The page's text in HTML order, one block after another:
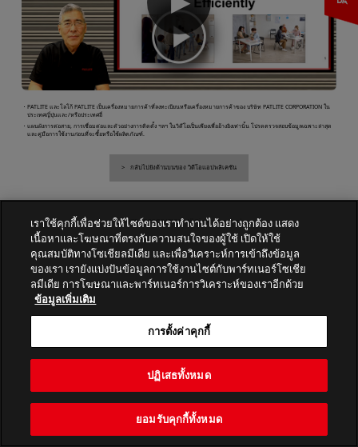
・PATLITE และโลโก้ PATLITE เป็นเครื่องหมายการค้าที่ลงทะเบียนหรือเครื่องหมายการค้าของ บริษัท PATLITE CORPORATION ใน
ประเทศญี่ปุ่นและ/หรือประเทศอื่
・แผนผังการต่อสาย, การเชื่อมต่อและตัวอย่างการติดตั้ง ฯลฯ ในวิดีโอเป็นเพียงเพื่ออ้างอิงเท่านั้น โปรดตรวจสอบข้อมูลเฉพาะล่าสุด
และคู่มือการใช้งานก่อนที่จะซื้อหรือใช้ผลิตภัณฑ์.
กลับไปยังด้านบนของ วิดีโอแอปพลิเคชัน
PATLITE CORPORATION. All Rights Reserved.
เราใช้คุกกี้เพื่อช่วยให้ไซต์ของเราทำงานได้อย่างถูกต้อง แสดง
เนื้อหาและโฆษณาที่ตรงกับความสนใจของผู้ใช้ เปิดให้ใช้
คุณสมบัติทางโซเชียลมีเดีย และเพื่อวิเคราะห์การเข้าถึงข้อมูล
ของเรา เรายังแบ่งปันข้อมูลการใช้งานไซต์กับพาร์ทเนอร์โซเชีย
ลมีเดีย การโฆษณาและพาร์ทเนอร์การวิเคราะห์ของเราอีกด้วย
ข้อมูลเพิ่มเติม
การตั้งค่าคุกกี้
ปฏิเสธทั้งหมด
ยอมรับคุกกี้ทั้งหมด